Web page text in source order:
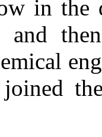
in the
and
joined